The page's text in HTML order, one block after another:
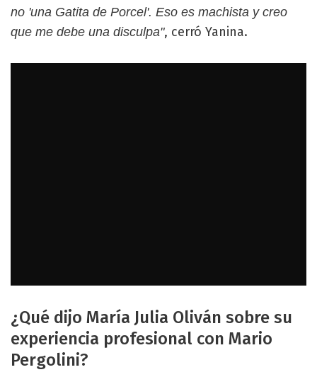
no 'una Gatita de Porcel'. Eso es machista y creo
que me debe una disculpa", cerró Yanina.
¿Qué dijo María Julia Oliván sobre su
experiencia profesional con Mario
Pergolini?